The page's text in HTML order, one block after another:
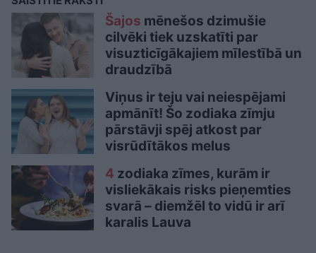
Šajos mēnešos dzimušie
cilvēki tiek uzskatīti par
visuzticīgākajiem mīlestībā un
draudzībā
Viņus ir teju vai neiespējami
apmānīt! Šo zodiaka zīmju
pārstāvji spēj atkost par
visrūdītākos melus
4 zodiaka zīmes, kurām ir
visliekākais risks pieņemties
svarā – diemžēl to vidū ir arī
karalis Lauva